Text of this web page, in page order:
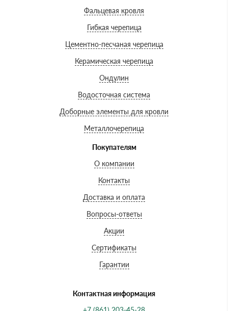
Фальцевая кровля
Гибкая черепица
Цементно-песчаная черепица
Керамическая черепица
Ондулин
Водосточная система
Доборные элементы для кровли
Металлочерепица
Покупателям
О компании
Контакты
Доставка и оплата
Вопросы-ответы
Акции
Сертификаты
Гарантии
Контактная информация